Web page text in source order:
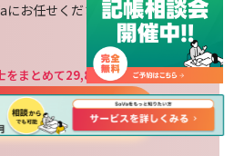
にお任せください！
をまとめて29,800円～!! /
容を見てみる →